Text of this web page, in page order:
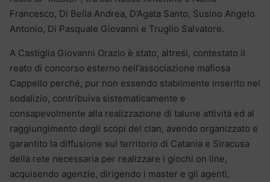
Francesco, Di Bella Andrea, D’Agata Santo, Susino Angelo
Antonio, Di Pasquale Giovanni e Truglio Salvatore.
A Castiglia Giovanni Orazio è stato, altresì, contestato il
reato di concorso esterno nell’associazione mafiosa
Cappello perché, pur non essendo stabilmente inserito nel
sodalizio, contribuiva sistematicamente e
consapevolmente alla realizzazione di talune attività ed al
raggiungimento degli scopi del clan, avendo organizzato e
garantito la diffusione sul territorio di Catania e Siracusa
della rete necessaria per realizzare i giochi on line,
acquisendo agenzie, dirigendo i master e gli agenti,